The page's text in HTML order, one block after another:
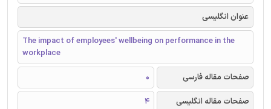
عنوان انگلیسی
The impact of employees' wellbeing on performance in the
workplace
صفحات مقاله فارسی
0
صفحات مقاله انگلیسی
4